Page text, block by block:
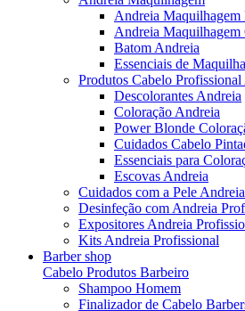
Andreia Maquilhagem
Andreia Maquilhagem
Batom Andreia
Essenciais de
Produtos Cabelo Profissional
Descolorantes Andreia
Coloração Andreia
Power Blonde
Cuidados Cabelo
Essenciais para
Escovas Andreia
Cuidados com a Pele Andreia
Desinfeção com Andreia
Expositores Andreia
Kits Andreia Profissional
Barber shop
Cabelo Produtos Barbeiro
Shampoo Homem
Finalizador de Cabelo